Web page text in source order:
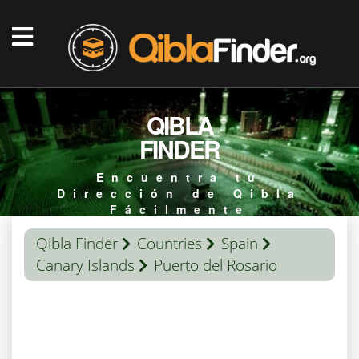
QIBLA
FINDER
Encuentra tu
Dirección de Qibla
Fácilmente
Qibla Finder Countries
Spain
Canary Islands
Puerto del Rosario